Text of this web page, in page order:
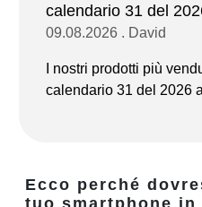
calendario 31 del
09.08.2026 . David
I nostri prodotti più
calendario 31 del 2026
Ecco perché
tuo smartphone in